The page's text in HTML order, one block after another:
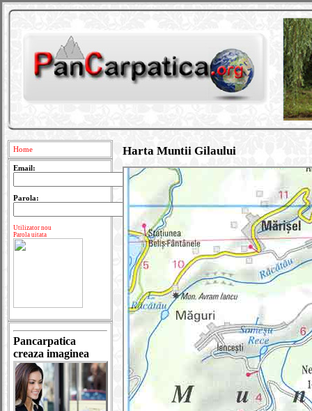
Home
Email:
Parola:
Utilizator nou
Parola uitata
Pancarpatica
creaza imaginea
Harta Muntii Gilaului